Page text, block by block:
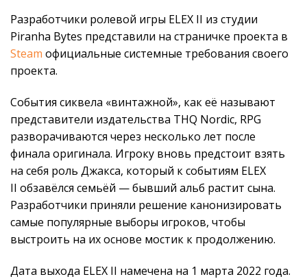
Разработчики ролевой игры ELEX II из студии
Piranha Bytes представили на страничке проекта в
Steam официальные системные требования своего
проекта.
События сиквела «винтажной», как её называют
представители издательства THQ Nordic, RPG
разворачиваются через несколько лет после
финала оригинала. Игроку вновь предстоит взять
на себя роль Джакса, который к событиям ELEX
II обзавёлся семьёй — бывший альб растит сына.
Разработчики приняли решение канонизировать
самые популярные выборы игроков, чтобы
выстроить на их основе мостик к продолжению.
Дата выхода ELEX II намечена на 1 марта 2022 года.